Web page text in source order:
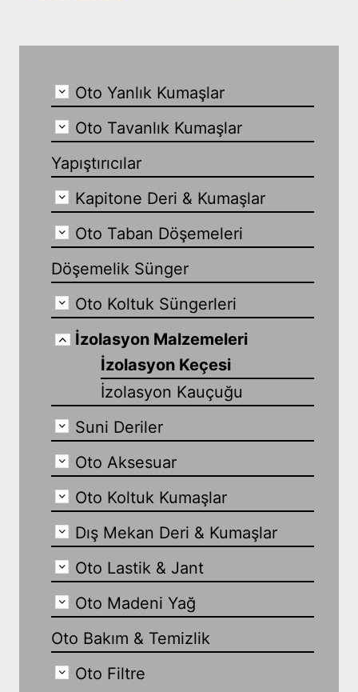
Oto Yanlık Kumaşlar
Oto Tavanlık Kumaşlar
Yapıştırıcılar
Kapitone Deri & Kumaşlar
Oto Taban Döşemeleri
Döşemelik Sünger
Oto Koltuk Süngerleri
İzolasyon Malzemeleri
İzolasyon Keçesi
İzolasyon Kauçuğu
Suni Deriler
Oto Aksesuar
Oto Koltuk Kumaşlar
Dış Mekan Deri & Kumaşlar
Oto Lastik & Jant
Oto Madeni Yağ
Oto Bakım & Temizlik
Oto Filtre